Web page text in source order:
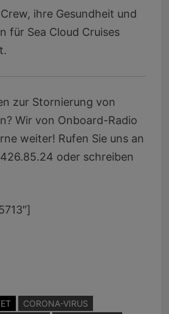
ihre Gesundheit und
für Sea Cloud Cruises
zur Stornierung von
Wir von Onboard-Radio
weiter! Rufen Sie uns an
oder schreiben
CORONA-VIRUS